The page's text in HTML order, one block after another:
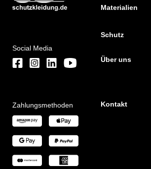
Social Media
Zahlungsmethoden
Materialien
Schutz
Über uns
Kontakt